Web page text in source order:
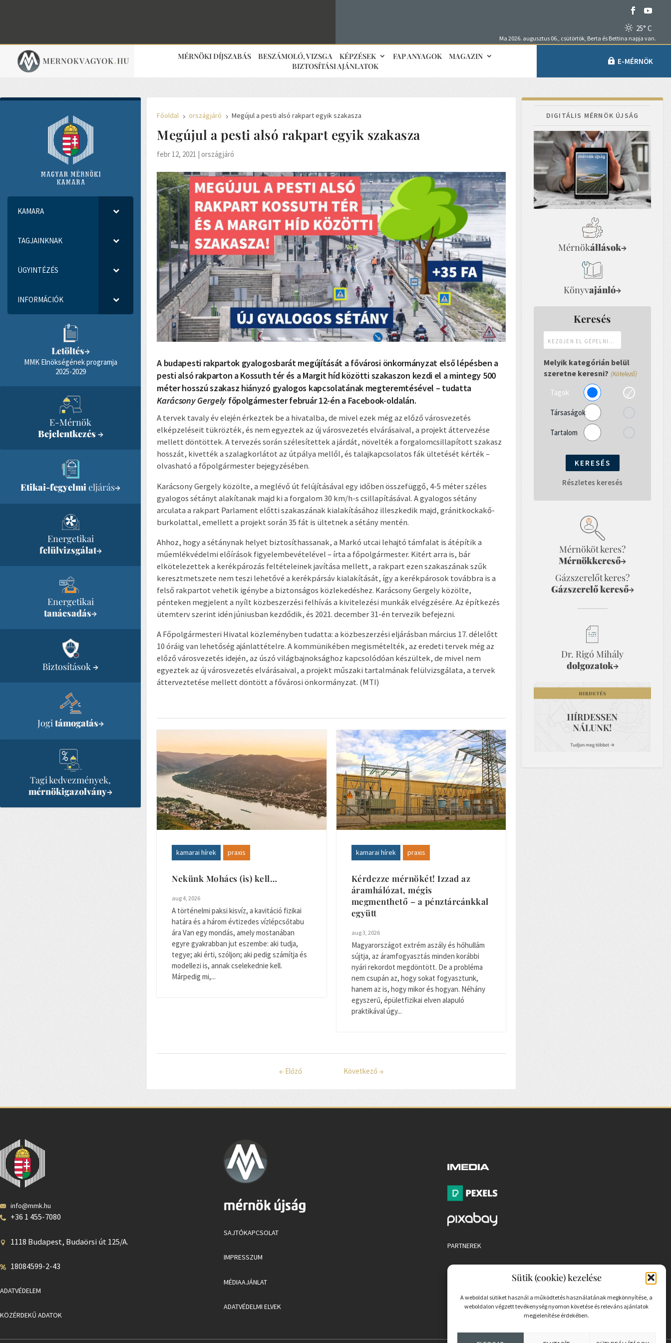
Sütik (cookie) kezelése
A weboldal sütiket használ a működtetés használatának megkönnyítése, a
weboldalon végzett tevékenység nyomon követése és releváns ajánlatok
megjelenítése érdekében.
25° C
Ma 2026. augusztus 06., csütörtök, Berta és Bettina napja van.
MÉRNÖKI DÍJSZABÁS BESZÁMOLÓ, VIZSGA KÉPZÉSEK FAP ANYAGOK
MAGAZIN
BIZTOSÍTÁSI AJÁNLATOK
E-MÉRNÖK
KAMARA
TAGJAINKNAK
ÜGYINTÉZÉS
INFORMÁCIÓK
Letöltés→
MMK Elnökségének programja
2025-2029
E-Mérnök
Bejelentkezés →
Etikai-fegyelmieljárás→
Energetikai
felülvizsgálat→
Energetikai
tanácsadás→
Biztosítások→
Jogitámogatás→
Tagi kedvezmények,
mérnökigazolvány→
Főoldal 5 országjáró 5 Megújul a pesti alsó rakpart egyik szakasza
Megújul a pesti alsó rakpart egyik szakasza
febr 12, 2021 |országjáró
A budapesti rakpartok gyalogosbarát megújítását a fővárosi önkormányzat első lépésben a
pesti alsó rakparton a Kossuth tér és a Margit híd közötti szakaszon kezdi el a mintegy 500
méter hosszú szakasz hiányzó gyalogos kapcsolatának megteremtésével – tudatta
Karácsony Gergely főpolgármester február 12-én a Facebook-oldalán.
A tervek tavaly év elején érkeztek be a hivatalba, de mivel ezek még az előző városvezetés
elképzeléseit tükrözték, és nem egyeztek az új városvezetés elvárásaival, a projekt áttervezése
mellett döntöttek. A tervezés során szélesítettek a járdát, növelték a forgalomcsillapított szakasz
hosszát, kivették a szalagkorlátot az útpálya mellől, és talajkapcsolatos fák ültetését kérték –
olvasható a főpolgármester bejegyzésében.
Karácsony Gergely közölte, a meglévő út felújításával egy időben összefüggő, 4-5 méter széles
gyalogos sétányt alakítanak majd ki a forgalom 30 km/h-s csillapításával. A gyalogos sétány
arculata a rakpart Parlament előtti szakaszának kialakításához illeszkedik majd, gránitkockakő-
burkolattal, emellett a projekt során 35 fát is ültetnek a sétány mentén.
Ahhoz, hogy a sétánynak helyet biztosíthassanak, a Markó utcai lehajtó támfalat is átépítik a
műemlékvédelmi előírások figyelembevételével – írta a főpolgármester. Kitért arra is, bár
elkötelezettek a kerékpározás feltételeinek javítása mellett, a rakpart ezen szakaszának szűk
keresztmetszete nem teszi lehetővé a kerékpársáv kialakítását, így a kerékpárosok továbbra is a
felső rakpartot vehetik igénybe a biztonságos közlekedéshez. Karácsony Gergely közölte,
pénteken megjelent a nyílt közbeszerzési felhívás a kivitelezési munkák elvégzésére. Az építkezés
ütemterv szerint idén júniusban kezdődik, és 2021. december 31-én tervezik befejezni.
A Főpolgármesteri Hivatal közleményben tudatta: a közbeszerzési eljárásban március 17. délelőtt
10 óráig van lehetőség ajánlattételre. A kommünikében megismételték, az eredeti tervek még az
előző városvezetés idején, az úszó világbajnoksághoz kapcsolódóan készültek, de mivel nem
egyeztek az új városvezetés elvárásaival, a projekt műszaki tartalmának felülvizsgálata, a tervek
átterveztetése mellett döntött a fővárosi önkormányzat. (MTI)
kamarai hírek praxis
Nekünk Mohács (is) kell…
aug 4, 2026
A történelmi paksi kisvíz, a kavitáció fizikai
határa és a három évtizedes vízlépcsőtabu
ára Van egy mondás, amely mostanában
egyre gyakrabban jut eszembe: aki tudja,
tegye; aki érti, szóljon; aki pedig számítja és
modellezi is, annak cselekednie kell.
Márpedig mi,...
kamarai hírek praxis
Kérdezze mérnökét! Izzad az
áramhálózat, mégis
megmenthető – a pénztárcánkkal
együtt
aug 3, 2026
Magyarországot extrém aszály és hőhullám
sújtja, az áramfogyasztás minden korábbi
nyári rekordot megdöntött. De a probléma
nem csupán az, hogy sokat fogyasztunk,
hanem az is, hogy mikor és hogyan. Néhány
egyszerű, épületfizikai elven alapuló
praktikával úgy...
← Előző Következő→
DIGITÁLIS MÉRNÖK ÚJSÁG
Mérnökállások→
Könyvajánló→
Keresés
el
gépelni...
Melyik kategórián belül
szeretne keresni? (Kötelező)
Tagok
Társaságok
Tartalom
Részletes keresés
Mérnököt keres?
Mérnökkereső→
Gázszerelőt keres?
Gázszerelő kereső→
Dr. Rigó Mihály
dolgozatok→
info@mmk.hu
+36 1 455-7080
1118 Budapest, Budaörsi út 125/A.
18084599-2-43
ADATVÉDELEM
KÖZÉRDEKŰ ADATOK
SAJTÓKAPCSOLAT
IMPRESSZUM
MÉDIAAJÁNLAT
ADATVÉDELMI ELVEK
PARTNEREK
COOKIE SZABÁLYZAT